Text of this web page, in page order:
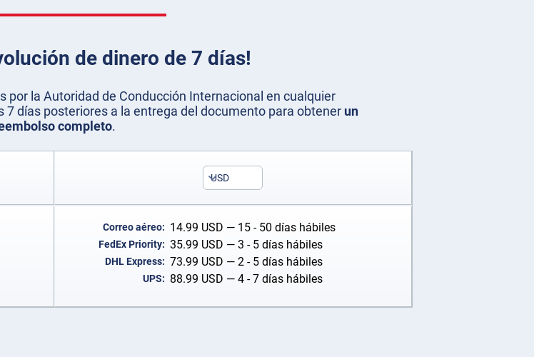
de dinero de 7 días!
por la Autoridad de Conducción Internacional en cualquier
días posteriores a la entrega del documento para obtener un
completo.
USD
Correo aéreo: 14.99 USD — 15 - 50 días hábiles
FedEx Priority: 35.99 USD — 3 - 5 días hábiles
DHL Express: 73.99 USD — 2 - 5 días hábiles
UPS: 88.99 USD — 4 - 7 días hábiles